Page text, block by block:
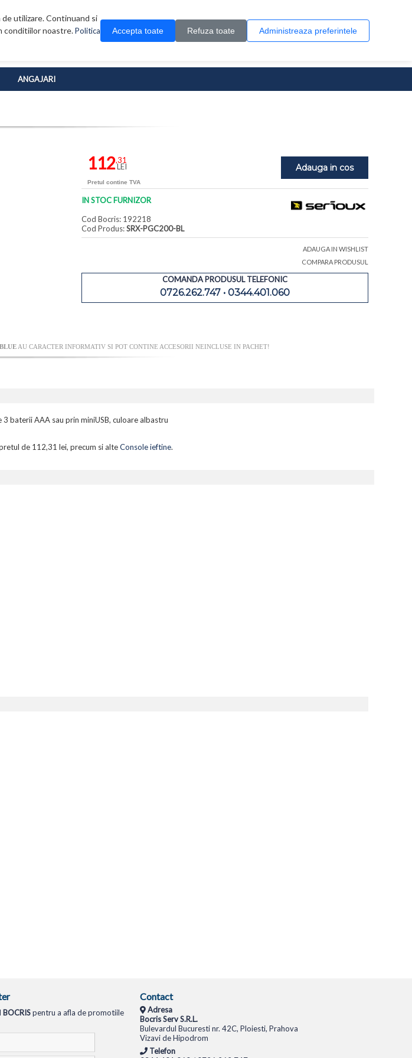
utilizare. Continuand si
conditiilor noastre.Politica
Accepta toate Refuza toate Administreaza preferintele
0 produs(e)
ANGAJARI
Adauga in cos
112,31
LEI
Pretul contine TVA
IN STOC FURNIZOR
Cod Bocris: 192218
Cod Produs:SRX-PGC200-BL
ADAUGA IN WISHLIST
COMPARA PRODUSUL
COMANDA PRODUSUL TELEFONIC
0726.262.747 • 0344.401.060
AU CARACTER INFORMATIV SI POT CONTINE ACCESORII NEINCLUSE IN PACHET!
baterii AAA sau prin miniUSB, culoare albastru
de 112,31 lei, precum si alteConsole ieftine.
BOCRISpentru a afla de promotiile
Contact
Adresa
Bocris Serv S.R.L.
Bulevardul Bucuresti nr. 42C, Ploiesti, Prahova
Vizavi de Hipodrom
Telefon